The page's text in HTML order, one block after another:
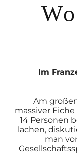
Im
Am
massiver
14 Personen
lachen,
man